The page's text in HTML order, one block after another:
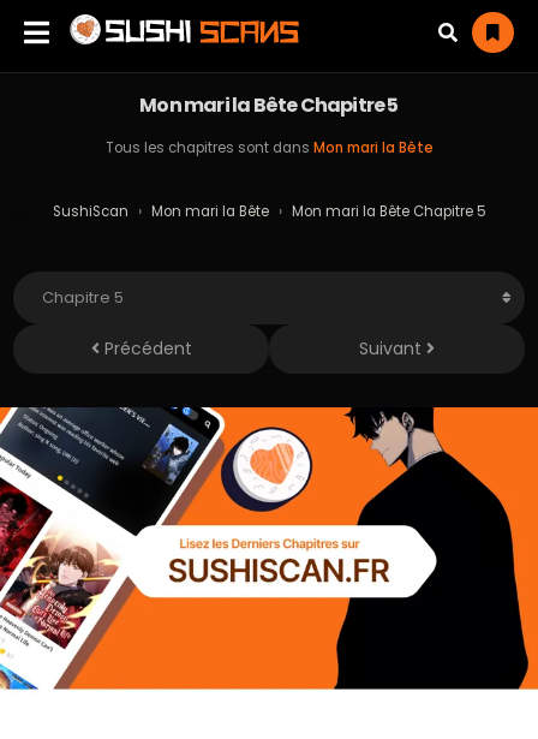
Mon mari la Bête Chapitre 5
Tous les chapitres sont dans Mon mari la Bête
SushiScan › Mon mari la Bête › Mon mari la Bête Chapitre 5
Précédent Suivant